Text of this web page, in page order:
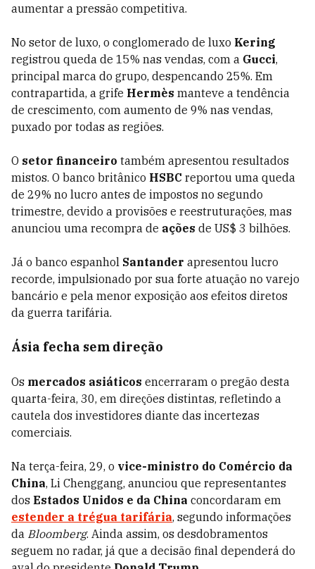
aumentar a pressão competitiva.
No setor de luxo, o conglomerado de luxo Kering
registrou queda de 15% nas vendas, com a Gucci,
principal marca do grupo, despencando 25%. Em
contrapartida, a grife Hermès manteve a tendência
de crescimento, com aumento de 9% nas vendas,
puxado por todas as regiões.
O setor financeiro também apresentou resultados
mistos. O banco britânico HSBC reportou uma queda
de 29% no lucro antes de impostos no segundo
trimestre, devido a provisões e reestruturações, mas
anunciou uma recompra de ações de US$ 3 bilhões.
Já o banco espanhol Santander apresentou lucro
recorde, impulsionado por sua forte atuação no varejo
bancário e pela menor exposição aos efeitos diretos
da guerra tarifária.
Ásia fecha sem direção
Os mercados asiáticos encerraram o pregão desta
quarta-feira, 30, em direções distintas, refletindo a
cautela dos investidores diante das incertezas
comerciais.
Na terça-feira, 29, o vice-ministro do Comércio da
China, Li Chenggang, anunciou que representantes
dos Estados Unidos e da China concordaram em
estender a trégua tarifária, segundo informações
da Bloomberg. Ainda assim, os desdobramentos
seguem no radar, já que a decisão final dependerá do